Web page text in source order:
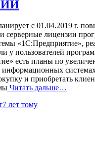
с 01.04.2019 г.
серверные лицензии
«1С:Предприятие»,
у пользователей
есть планы по
информационных
и приобретать
Читать дальше…
7 лет тому